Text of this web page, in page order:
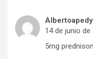
Albertoapedy
14 de junio de
5mg